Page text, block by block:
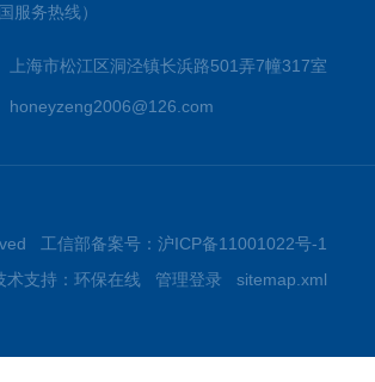
服务热线）
上海市松江区洞泾镇长浜路501弄7幢317室
honeyzeng2006@126.com
工信部备案号： 沪ICP备11001022号-1
术支持： 环保在线 管理登录 sitemap.xml